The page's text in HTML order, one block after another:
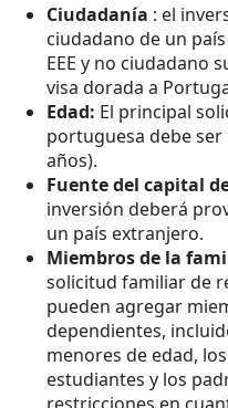
Ciudadanía : el
ciudadano de un
EEE y no ciudadano
visa dorada a
Edad: El principal
portuguesa debe
años).
Fuente del capital
inversión deberá
un país extranjero.
Miembros de la
solicitud familiar de
pueden agregar
dependientes,
menores de edad,
estudiantes y los